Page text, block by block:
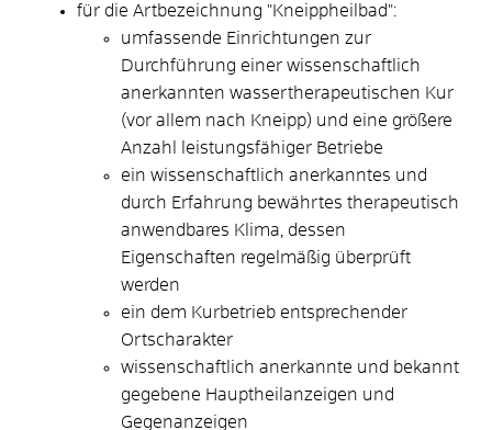
für die Artbezeichnung "Kneippheilbad":
umfassende Einrichtungen zur
Durchführung einer wissenschaftlich
anerkannten wassertherapeutischen Kur
(vor allem nach Kneipp) und eine größere
Anzahl leistungsfähiger Betriebe
ein wissenschaftlich anerkanntes und
durch Erfahrung bewährtes therapeutisch
anwendbares Klima, dessen
Eigenschaften regelmäßig überprüft
werden
ein dem Kurbetrieb entsprechender
Ortscharakter
wissenschaftlich anerkannte und bekannt
gegebene Hauptheilanzeigen und
Gegenanzeigen